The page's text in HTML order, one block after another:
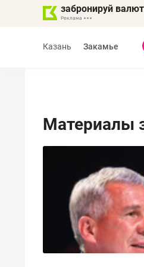
забронируй
Казань Закамье
Материалы